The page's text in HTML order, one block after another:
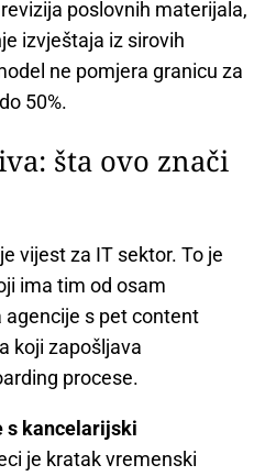
poslovnih materijala,
izvještaja iz sirovih
ne pomjera granicu za
50%.
šta ovo znači
vijest za IT sektor. To je
ima tim od osam
agencije s pet content
koji zapošljava
procese.
s kancelarijski
je kratak vremenski